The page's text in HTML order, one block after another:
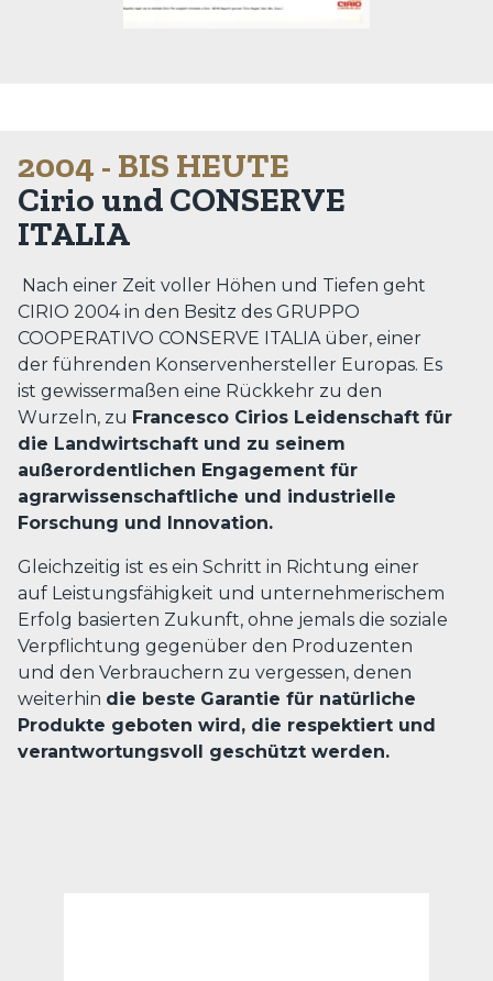
2004 - BIS HEUTE
Cirio und CONSERVE
ITALIA
Nach einer Zeit voller Höhen und Tiefen geht
CIRIO 2004 in den Besitz des GRUPPO
COOPERATIVO CONSERVE ITALIA über, einer
der führenden Konservenhersteller Europas. Es
ist gewissermaßen eine Rückkehr zu den
Wurzeln, zu Francesco Cirios Leidenschaft für
die Landwirtschaft und zu seinem
außerordentlichen Engagement für
agrarwissenschaftliche und industrielle
Forschung und Innovation.
Gleichzeitig ist es ein Schritt in Richtung einer
auf Leistungsfähigkeit und unternehmerischem
Erfolg basierten Zukunft, ohne jemals die soziale
Verpflichtung gegenüber den Produzenten
und den Verbrauchern zu vergessen, denen
weiterhin die beste Garantie für natürliche
Produkte geboten wird, die respektiert und
verantwortungsvoll geschützt werden.